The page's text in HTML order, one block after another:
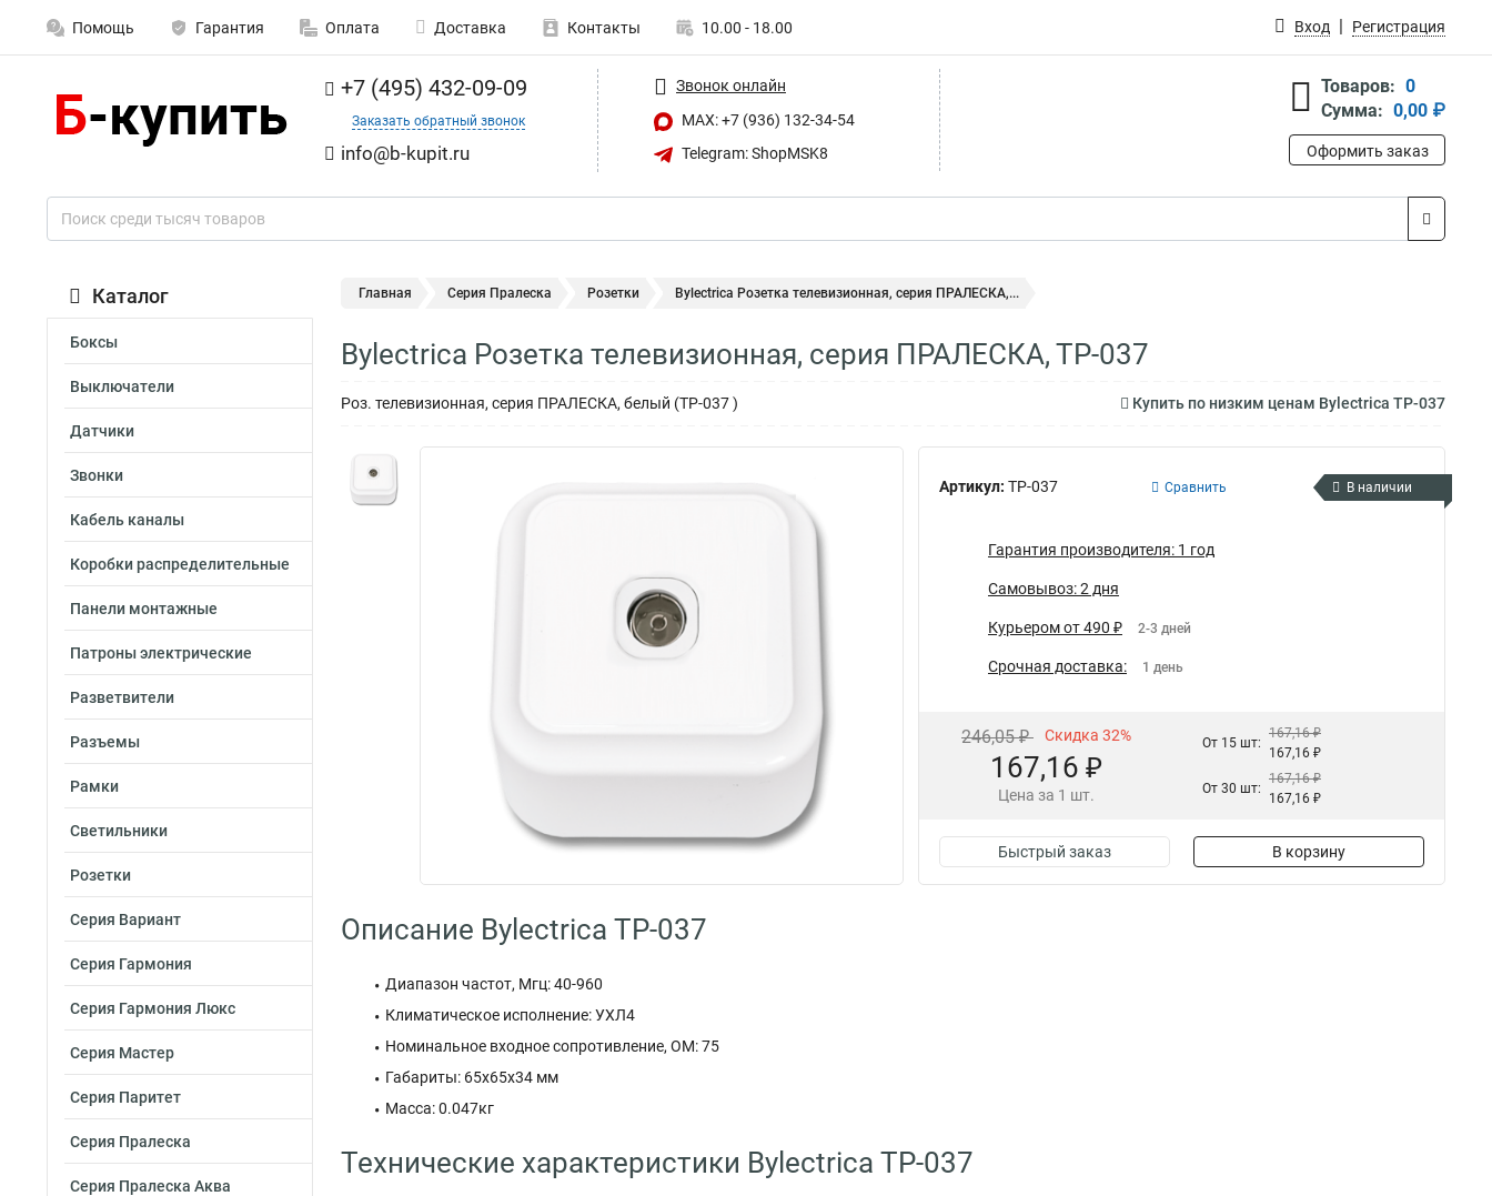
Помощь Гарантия Оплата Доставка Контакты 10.00 - 18.00 Вход Регистрация
+7 (495) 432-09-09
Заказать обратный звонок
info@b-kupit.ru
Звонок онлайн
MAX: +7 (936) 132-34-54
Telegram: ShopMSK8
Товаров: 0
Сумма: 0,00 ₽
Оформить заказ
Каталог
Боксы
Выключатели
Датчики
Звонки
Кабель каналы
Коробки распределительные
Панели монтажные
Патроны электрические
Разветвители
Разъемы
Рамки
Светильники
Розетки
Серия Вариант
Серия Гармония
Серия Гармония Люкс
Серия Мастер
Серия Паритет
Серия Пралеска
Серия Пралеска Аква
Главная Серия Пралеска Розетки Bylectrica Розетка телевизионная, серия ПРАЛЕСКА,...
Bylectrica Розетка телевизионная, серия ПРАЛЕСКА, ТР-037
Роз. телевизионная, серия ПРАЛЕСКА, белый (ТР-037 ) Купить по низким ценам Bylectrica ТР-037
Артикул: ТР-037 Сравнить В наличии
Гарантия производителя: 1 год
Самовывоз: 2 дня
Курьером от 490 ₽ 2-3 дней
Срочная доставка: 1 день
246,05 ₽ Скидка 32%
167,16 ₽
Цена за 1 шт.
От 15 шт:
167,16 ₽
167,16 ₽
От 30 шт:
167,16 ₽
167,16 ₽
Быстрый заказ В корзину
Описание Bylectrica ТР-037
Диапазон частот, Мгц: 40-960
Климатическое исполнение: УХЛ4
Номинальное входное сопротивление, ОM: 75
Габариты: 65x65x34 мм
Масса: 0.047кг
Технические характеристики Bylectrica ТР-037